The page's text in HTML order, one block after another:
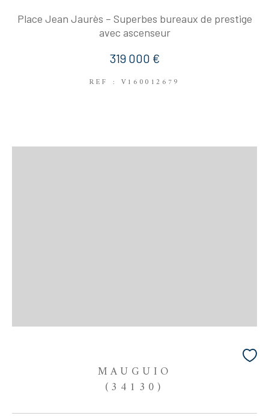
Place Jean Jaurès – Superbes bureaux de prestige
avec ascenseur
319 000 €
REF : V160012679
MAUGUIO
(34130)